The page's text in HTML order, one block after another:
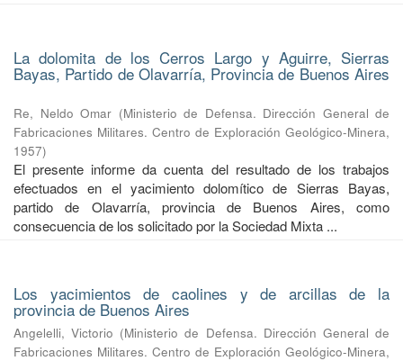
La dolomita de los Cerros Largo y Aguirre, Sierras
Bayas, Partido de Olavarría, Provincia de Buenos Aires
Re, Neldo Omar (Ministerio de Defensa. Dirección General de
Fabricaciones Militares. Centro de Exploración Geológico-Minera,
1957)
El presente informe da cuenta del resultado de los trabajos
efectuados en el yacimiento dolomítico de Sierras Bayas,
partido de Olavarría, provincia de Buenos Aires, como
consecuencia de los solicitado por la Sociedad Mixta ...
Los yacimientos de caolines y de arcillas de la
provincia de Buenos Aires
Angelelli, Victorio (Ministerio de Defensa. Dirección General de
Fabricaciones Militares. Centro de Exploración Geológico-Minera,